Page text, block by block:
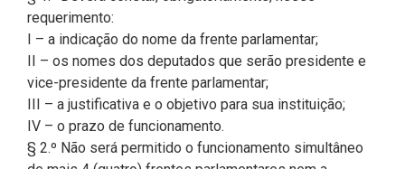
Estratégicas (CEAE)
Controladoria
Concursos e Processos
Seletivos
Procuradoria Geral
Escola Superior do Parlamento
Cearense (Unipace)
Escritório Frei Tito
Instituto de Estudos e
Pesquisas Sobre o
Desenvolvimento do Ceará -
Infância e Adolescência
Juventude
Meio Ambiente, Mudanças
Climáticas e Desenvolvimento
do Semiárido
requerimento:
I – a indicação do nome da frente parlamentar;
II – os nomes dos deputados que serão presidente e
vice-presidente da frente parlamentar;
III – a justificativa e o objetivo para sua instituição;
IV – o prazo de funcionamento.
§ 2.º Não será permitido o funcionamento simultâneo